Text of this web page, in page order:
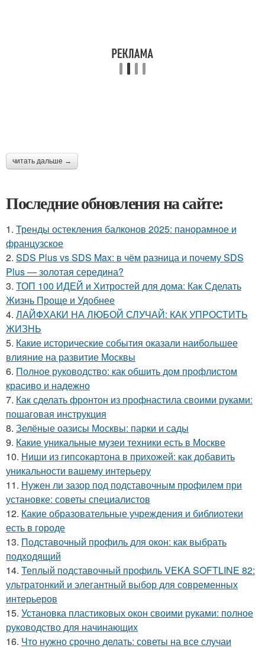
читать дальше →
Последние обновления на сайте:
1. Тренды остекления балконов 2025: панорамное и
французское
2. SDS Plus vs SDS Max: в чём разница и почему SDS
Plus — золотая середина?
3. ТОП 100 ИДЕЙ и Хитростей для дома: Как Сделать
Жизнь Проще и Удобнее
4. ЛАЙФХАКИ НА ЛЮБОЙ СЛУЧАЙ: КАК УПРОСТИТЬ
ЖИЗНЬ
5. Какие исторические события оказали наибольшее
влияние на развитие Москвы
6. Полное руководство: как обшить дом профлистом
красиво и надежно
7. Как сделать фронтон из профнастила своими руками:
пошаговая инструкция
8. Зелёные оазисы Москвы: парки и сады
9. Какие уникальные музеи техники есть в Москве
10. Ниши из гипсокартона в прихожей: как добавить
уникальности вашему интерьеру
11. Нужен ли зазор под подставочным профилем при
установке: советы специалистов
12. Какие образовательные учреждения и библиотеки
есть в городе
13. Подставочный профиль для окон: как выбрать
подходящий
14. Теплый подставочный профиль VEKA SOFTLINE 82:
ультратонкий и элегантный выбор для современных
интерьеров
15. Установка пластиковых окон своими руками: полное
руководство для начинающих
16. Что нужно срочно делать: советы на все случаи